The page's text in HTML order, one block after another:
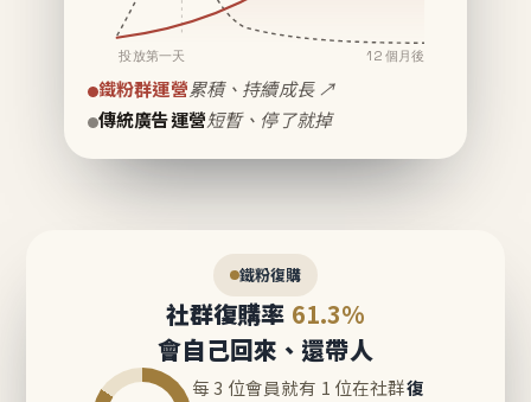
投放第一天 12 個月後
鐵粉群運營累積、持續成長 ↗
傳統廣告運營短暫、停了就掉
鐵粉復購
社群復購率 61.3%
會自己回來、還帶人
每 3 位會員就有 1 位在社群復